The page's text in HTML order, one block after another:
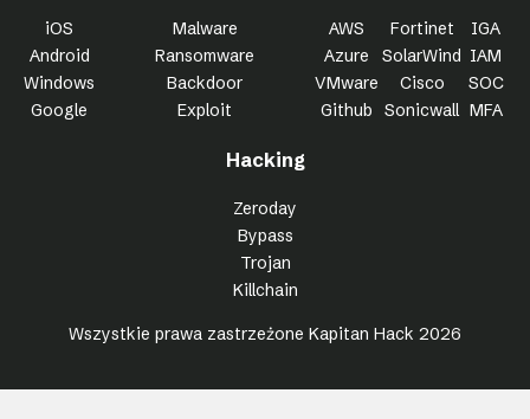
iOS
Android
Windows
Google
Malware
Ransomware
Backdoor
Exploit
AWS
Azure
VMware
Github
Fortinet
SolarWind
Cisco
Sonicwall
IGA
IAM
SOC
MFA
Hacking
Zeroday
Bypass
Trojan
Killchain
Wszystkie prawa zastrzeżone Kapitan Hack 2026